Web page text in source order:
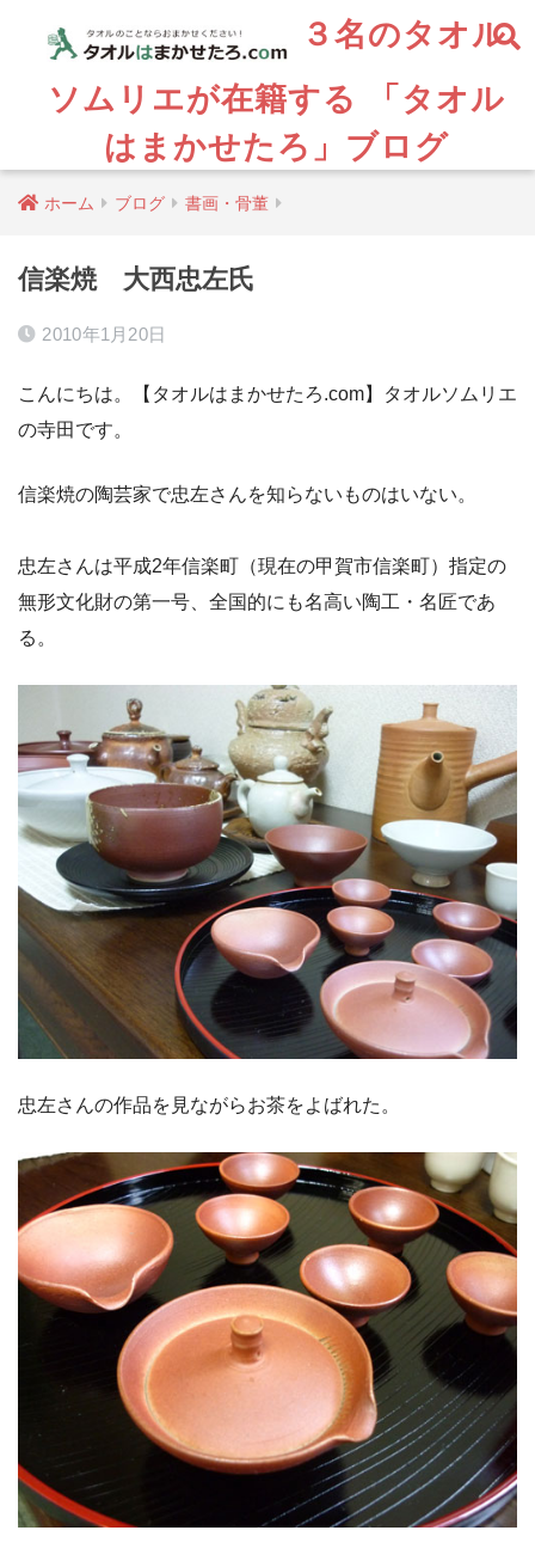
３名のタオル
ソムリエが在籍する 「タオル
はまかせたろ」ブログ
ホーム ブログ 書画・骨董
信楽焼 大西忠左氏
2010年1月20日
こんにちは。【タオルはまかせたろ.com】タオルソムリエ
の寺田です。
信楽焼の陶芸家で忠左さんを知らないものはいない。
忠左さんは平成2年信楽町（現在の甲賀市信楽町）指定の
無形文化財の第一号、全国的にも名高い陶工・名匠であ
る。
忠左さんの作品を見ながらお茶をよばれた。